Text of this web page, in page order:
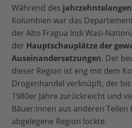
Während des
Kolumbien war das
der Alto Fragua Indi Wasi-
der Hauptschauplätze der
Auseinandersetzungen. Der
dieser Region ist eng mit dem
Drogenhandel verknüpft, der
1980er Jahre zurückreicht und
Bäuer:innen aus anderen Teilen
abgelegene Region lockte.